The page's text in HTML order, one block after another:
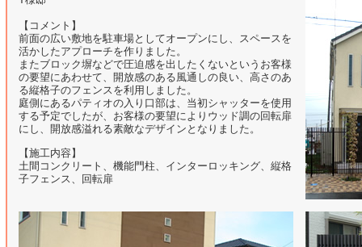
【コメント】
前面の広い敷地を駐車場としてオープンにし、スペースを
活かしたアプローチを作りました。
またブロック塀などで圧迫感を出したくないというお客様
の要望にあわせて、開放感のある風通しの良い、高さのあ
る縦格子のフェンスを利用しました。
庭側にあるパティオの入り口部は、当初シャッターを使用
する予定でしたが、お客様の要望によりウッド調の回転扉
にし、開放感溢れる素敵なデザインとなりました。
【施工内容】
土間コンクリート、機能門柱、インターロッキング、縦格
子フェンス、回転扉